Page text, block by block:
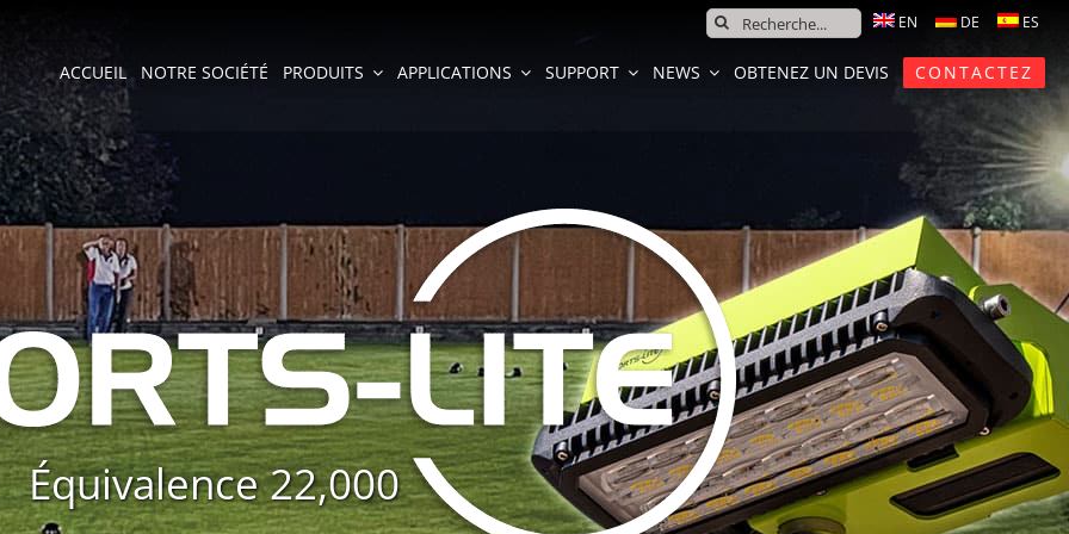
SEARCH
ACCUEIL NOTRE SOCIÉTÉ PRODUITS APPLICATIONS SUPPORT NEWS OBTENEZ UN DEVIS CONTACTEZ
Équivalence 22,000